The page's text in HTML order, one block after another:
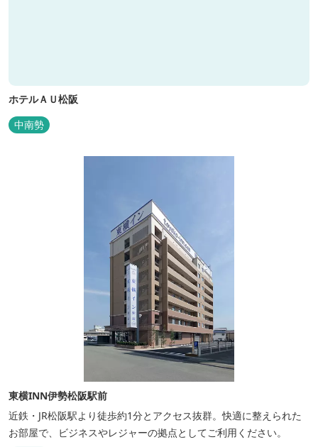
ホテルＡＵ松阪
中南勢
東横INN伊勢松阪駅前
近鉄・JR松阪駅より徒歩約1分とアクセス抜群。快適に整えられた
お部屋で、ビジネスやレジャーの拠点としてご利用ください。